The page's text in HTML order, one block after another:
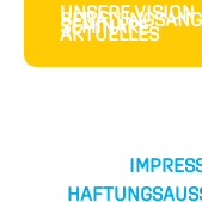
UNSERE VISION
SEMINARE
AKTUELLES